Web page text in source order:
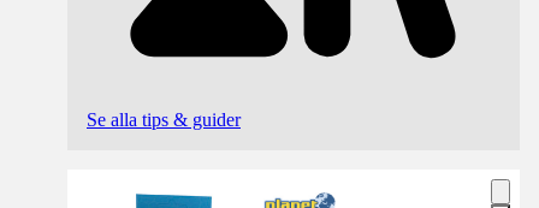
Se alla tips & guider